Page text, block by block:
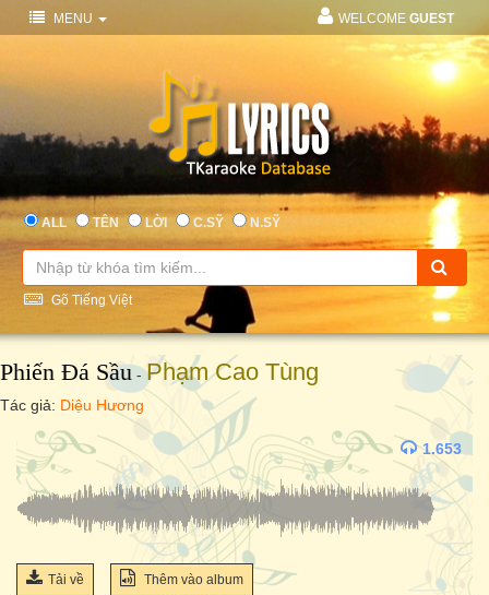
MENU WELCOME GUEST
ALL TÊN LỜI C.SỸ N.SỸ
Gõ Tiếng Việt
Phiến Đá Sầu -Phạm Cao Tùng
Tác giả: Diệu Hương
1.653
Tải về Thêm vào album